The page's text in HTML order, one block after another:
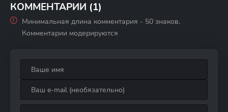
КОММЕНТАРИИ (1)
Минимальная длина комментария - 50 знаков.
Комментарии модерируются